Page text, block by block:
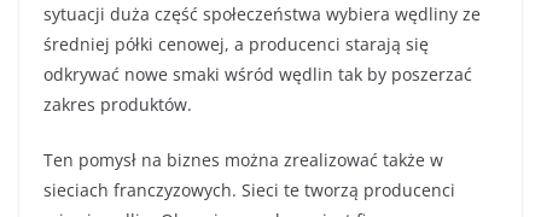
sytuacji duża część społeczeństwa wybiera wędliny ze
średniej półki cenowej, a producenci starają się
odkrywać nowe smaki wśród wędlin tak by poszerzać
zakres produktów.
Ten pomysł na biznes można zrealizować także w
sieciach franczyzowych. Sieci te tworzą producenci